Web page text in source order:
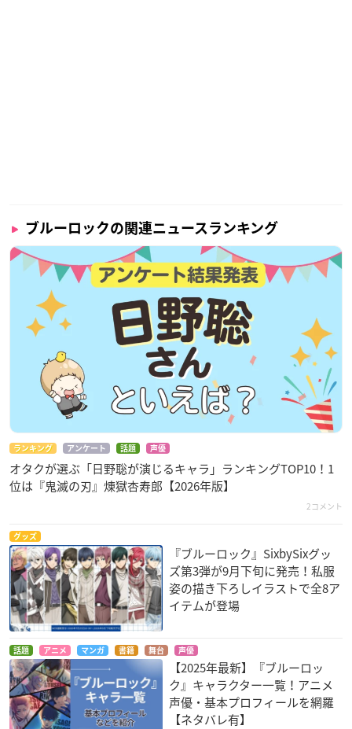
ブルーロックの関連ニュースランキング
ランキング アンケート 話題 声優
オタクが選ぶ「日野聡が演じるキャラ」ランキングTOP10！1
位は『鬼滅の刃』煉󠄁獄杏寿郎【2026年版】
2コメント
グッズ
『ブルーロック』SixbySixグッ
ズ第3弾が9月下旬に発売！私服
姿の描き下ろしイラストで全8ア
イテムが登場
話題 アニメ マンガ 書籍 舞台 声優
【2025年最新】『ブルーロッ
ク』キャラクター一覧！アニメ
声優・基本プロフィールを網羅
【ネタバレ有】